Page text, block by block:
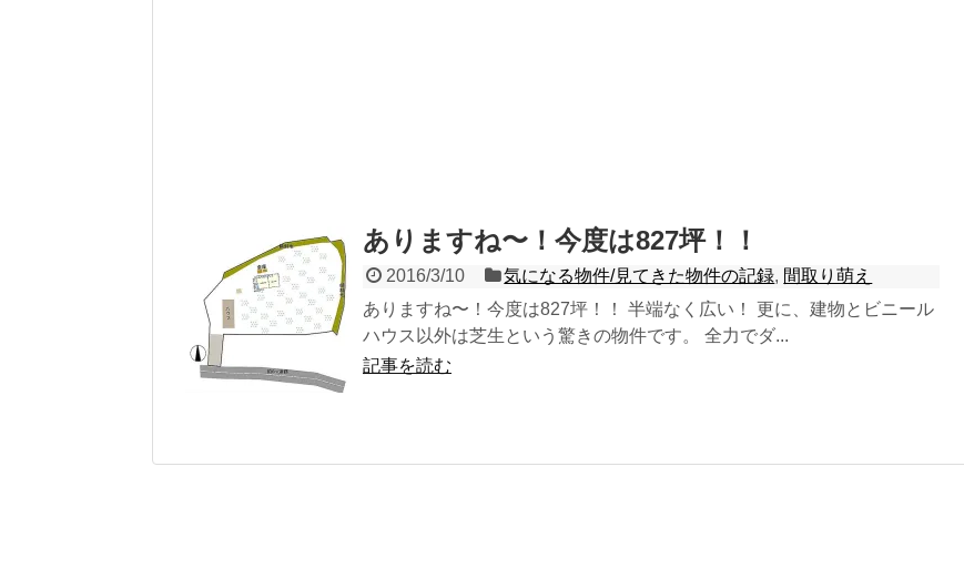
ありますね〜！今度は827坪！！
2016/3/10 気になる物件/見てきた物件の記録, 間取り萌え
ありますね〜！今度は827坪！！ 半端なく広い！ 更に、建物とビニール
ハウス以外は芝生という驚きの物件です。 全力でダ...
記事を読む